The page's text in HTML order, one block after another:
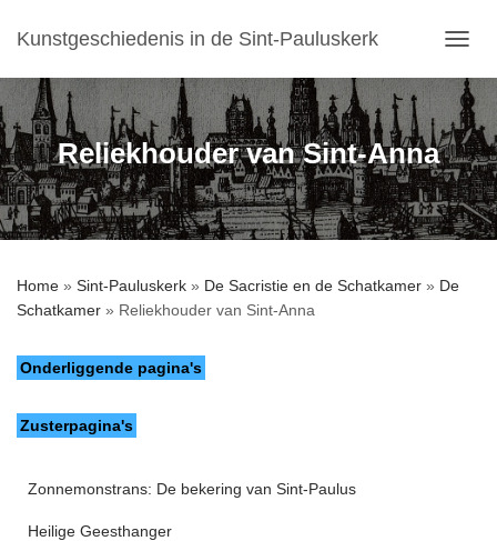
Kunstgeschiedenis in de Sint-Pauluskerk
O
G
G
L
E
N
A
V
A
Reliekhouder van Sint-Anna
Home » Sint-Pauluskerk » De Sacristie en de Schatkamer » De
Schatkamer » Reliekhouder van Sint-Anna
Onderliggende pagina's
Zusterpagina's
Zonnemonstrans: De bekering van Sint-Paulus
Heilige Geesthanger